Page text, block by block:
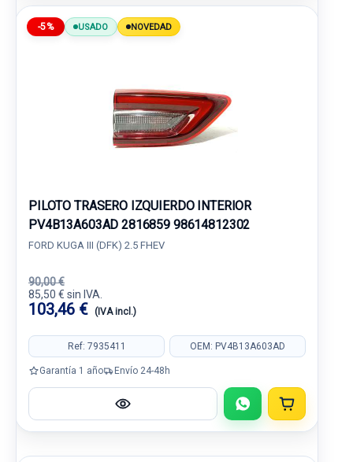
-5% USADO NOVEDAD
PILOTO TRASERO IZQUIERDO INTERIOR
PV4B13A603AD 2816859 98614812302
FORD KUGA III (DFK) 2.5 FHEV
90,00 €
85,50 € sin IVA.
103,46 € (IVA incl.)
Ref: 7935411 OEM: PV4B13A603AD
Garantía 1 año Envío 24-48h